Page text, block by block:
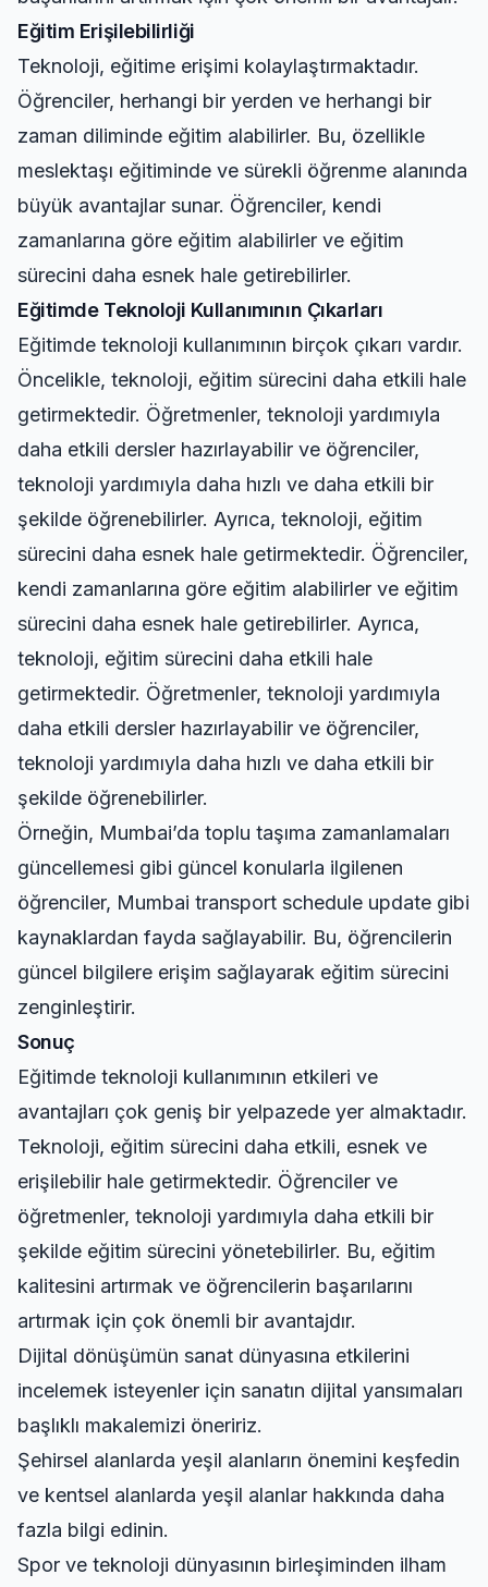
Eğitim Erişilebilirliği
Teknoloji, eğitime erişimi kolaylaştırmaktadır.
Öğrenciler, herhangi bir yerden ve herhangi bir
zaman diliminde eğitim alabilirler. Bu, özellikle
meslektaşı eğitiminde ve sürekli öğrenme alanında
büyük avantajlar sunar. Öğrenciler, kendi
zamanlarına göre eğitim alabilirler ve eğitim
sürecini daha esnek hale getirebilirler.
Eğitimde Teknoloji Kullanımının Çıkarları
Eğitimde teknoloji kullanımının birçok çıkarı vardır.
Öncelikle, teknoloji, eğitim sürecini daha etkili hale
getirmektedir. Öğretmenler, teknoloji yardımıyla
daha etkili dersler hazırlayabilir ve öğrenciler,
teknoloji yardımıyla daha hızlı ve daha etkili bir
şekilde öğrenebilirler. Ayrıca, teknoloji, eğitim
sürecini daha esnek hale getirmektedir. Öğrenciler,
kendi zamanlarına göre eğitim alabilirler ve eğitim
sürecini daha esnek hale getirebilirler. Ayrıca,
teknoloji, eğitim sürecini daha etkili hale
getirmektedir. Öğretmenler, teknoloji yardımıyla
daha etkili dersler hazırlayabilir ve öğrenciler,
teknoloji yardımıyla daha hızlı ve daha etkili bir
şekilde öğrenebilirler.
Örneğin, Mumbai’da toplu taşıma zamanlamaları
güncellemesi gibi güncel konularla ilgilenen
öğrenciler, Mumbai transport schedule update gibi
kaynaklardan fayda sağlayabilir. Bu, öğrencilerin
güncel bilgilere erişim sağlayarak eğitim sürecini
zenginleştirir.
Sonuç
Eğitimde teknoloji kullanımının etkileri ve
avantajları çok geniş bir yelpazede yer almaktadır.
Teknoloji, eğitim sürecini daha etkili, esnek ve
erişilebilir hale getirmektedir. Öğrenciler ve
öğretmenler, teknoloji yardımıyla daha etkili bir
şekilde eğitim sürecini yönetebilirler. Bu, eğitim
kalitesini artırmak ve öğrencilerin başarılarını
artırmak için çok önemli bir avantajdır.
Dijital dönüşümün sanat dünyasına etkilerini
incelemek isteyenler için sanatın dijital yansımaları
başlıklı makalemizi öneririz.
Şehirsel alanlarda yeşil alanların önemini keşfedin
ve kentsel alanlarda yeşil alanlar hakkında daha
fazla bilgi edinin.
Spor ve teknoloji dünyasının birleşiminden ilham